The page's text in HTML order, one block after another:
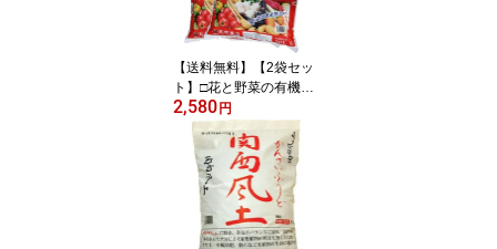
山野草の土 ガーデニング
の土
【送料無料】【2袋セッ
ト】□花と野菜の有機培
養土20L 2袋セット◇肥
料 用土 用土大袋送料無
料ヒ花と野菜の有機培養
土20L肥料 用土 用土大袋
送料無料肥料 用土 用土
大袋送料無料ヒ花と野菜
の有機培養土20L肥料 用
2,580円